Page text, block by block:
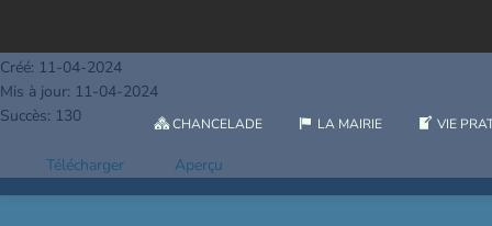
CHANCELADE LA MAIRIE VIE
D34_24 - Subventions aux associations -
Créé: 11-04-2024
Mis à jour: 11-04-2024
Succès: 130
Télécharger Aperçu